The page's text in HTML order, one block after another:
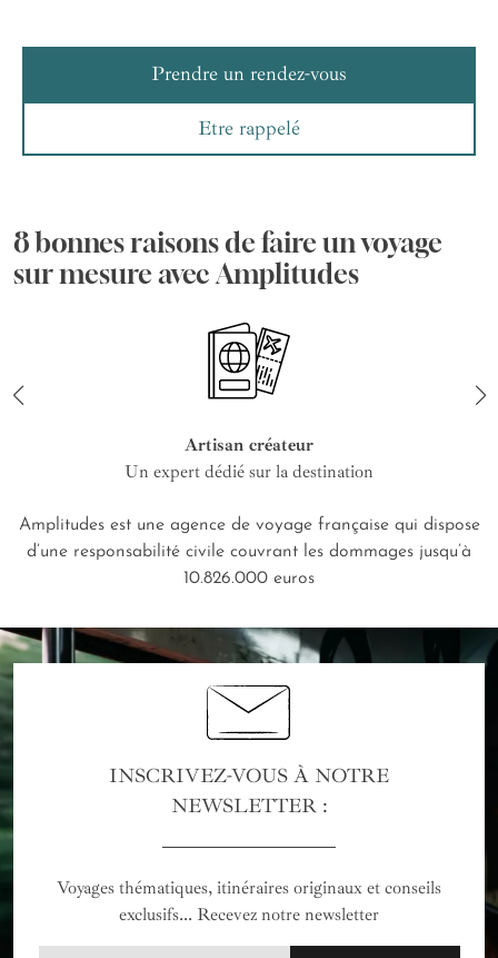
Prendre un rendez-vous
Etre rappelé
8 bonnes raisons de faire un voyage
sur mesure avec Amplitudes
Artisan créateur
Un expert dédié sur la destination
Amplitudes est une agence de voyage française qui dispose
d’une responsabilité civile couvrant les dommages jusqu’à
10.826.000 euros
INSCRIVEZ-VOUS À NOTRE
NEWSLETTER :
Voyages thématiques, itinéraires originaux et conseils
exclusifs... Recevez notre newsletter